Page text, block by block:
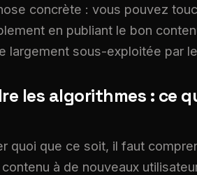
concrète : vous pouvez
en publiant le bon
largement sous-exploitée par
les algorithmes : ce
quoi que ce soit, il faut
à de nouveaux